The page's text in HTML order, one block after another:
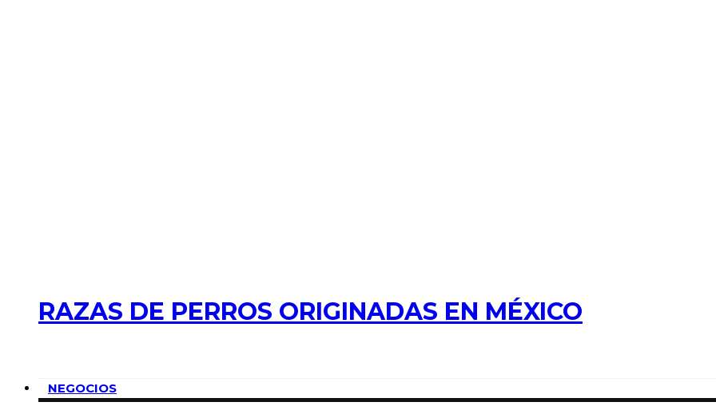
RAZAS DE PERROS ORIGINADAS EN MÉXICO
NEGOCIOS